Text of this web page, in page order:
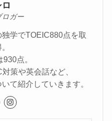
ロ
ロガー
学でTOEIC880点を取
点。
策や英会話など、
て紹介していきます。